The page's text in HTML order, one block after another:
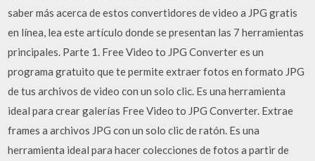
saber más acerca de estos convertidores de video a JPG gratis
en línea, lea este artículo donde se presentan las 7 herramientas
principales. Parte 1. Free Video to JPG Converter es un
programa gratuito que te permite extraer fotos en formato JPG
de tus archivos de video con un solo clic. Es una herramienta
ideal para crear galerías Free Video to JPG Converter. Extrae
frames a archivos JPG con un solo clic de ratón. Es una
herramienta ideal para hacer colecciones de fotos a partir de